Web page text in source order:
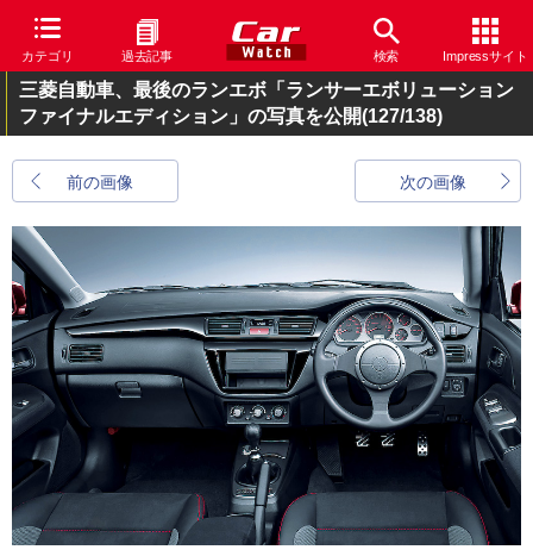
カテゴリ 過去記事 検索 Impressサイト
三菱自動車、最後のランエボ「ランサーエボリューション
ファイナルエディション」の写真を公開(127/138)
前の画像 次の画像